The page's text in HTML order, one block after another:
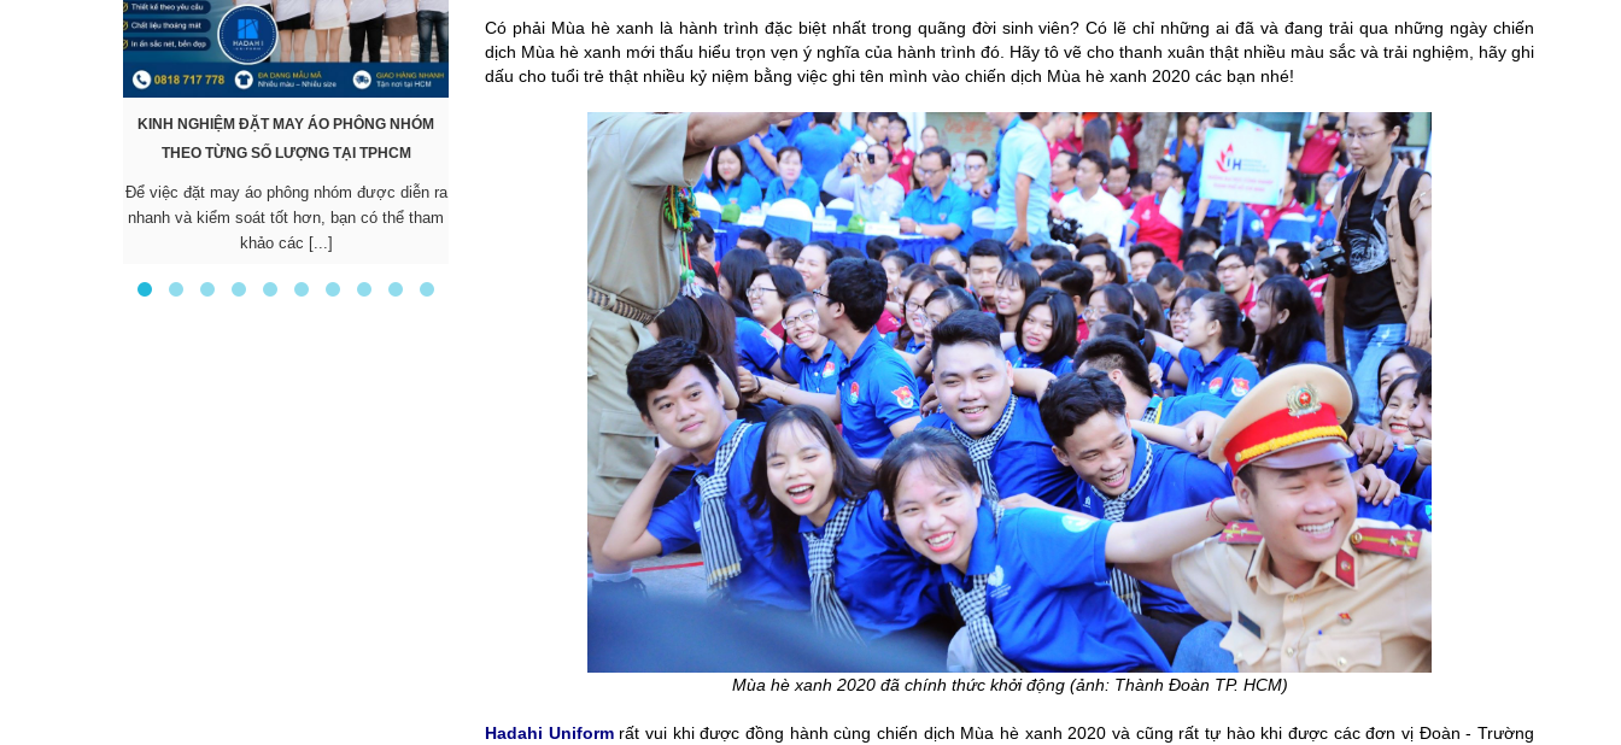
KINH NGHIỆM ĐẶT MAY ÁO PHÔNG NHÓM
THEO TỪNG SỐ LƯỢNG TẠI TPHCM
Để việc đặt may áo phông nhóm được diễn ra
nhanh và kiểm soát tốt hơn, bạn có thể tham
khảo các [...]
KHÔNG CẦN CHỜ LÂU, ĐỒNG PHỤC MAY
SẴN VẪN ĐẸP VÀ CHUYÊN NGHIỆP
Các mẫu áo đồng phục may sẵn đang nhận
được nhiều sự quan tâm của người làm
doanh nghiệp trong [...]
ĐỔI MỚI MAY ĐỒNG PHỤC HỒ CHÍ MINH ĐỂ
BỨT PHÁ 6 THÁNG CUỐI NĂM!
Cung cấp giải pháp may đồng phục chuyên
nghiệp: Tư vấn - Thiết kế - Xử lý đơn hàng
nhanh chóng. Đa [...]
XU HƯỚNG NHỮNG MẪU ÁO ĐỒNG PHỤC
ĐƯỢC ƯA CHUỘNG TẠI HADAHI 2026
Cập nhật các mẫu áo đồng phục được ưa
chuộng tại Hadahi 2026 dành cho công ty, hội
nhóm, sự kiện. [...]
Có phải Mùa hè xanh là hành trình đặc biệt nhất trong quãng đời sinh viên? Có lẽ chỉ những ai đã và đang trải qua những ngày chiến
dịch Mùa hè xanh mới thấu hiểu trọn vẹn ý nghĩa của hành trình đó. Hãy tô vẽ cho thanh xuân thật nhiều màu sắc và trải nghiệm, hãy ghi
dấu cho tuổi trẻ thật nhiều kỷ niệm bằng việc ghi tên mình vào chiến dịch Mùa hè xanh 2020 các bạn nhé!
Mùa hè xanh 2020 đã chính thức khởi động (ảnh: Thành Đoàn TP. HCM)
Hadahi Uniformrất vui khi được đồng hành cùng chiến dịch Mùa hè xanh 2020 và cũng rất tự hào khi được các đơn vị Đoàn - Trường